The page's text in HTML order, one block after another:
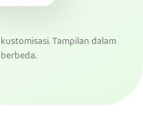
Tampilan dalam